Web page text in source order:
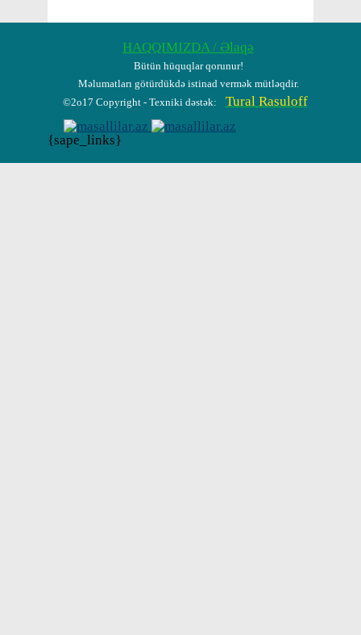
HAQQIMIZDA / Əlaqə
Bütün hüquqlar qorunur!
Məlumatları götürdükdə istinad vermək mütləqdir.
©2o17 Copyright - Texniki dəstək:
Tural Rasuloff
{sape_links}